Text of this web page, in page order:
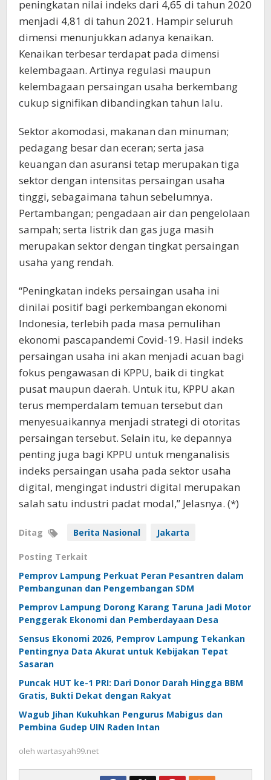
peningkatan nilai indeks dari 4,65 di tahun 2020
menjadi 4,81 di tahun 2021. Hampir seluruh
dimensi menunjukkan adanya kenaikan.
Kenaikan terbesar terdapat pada dimensi
kelembagaan. Artinya regulasi maupun
kelembagaan persaingan usaha berkembang
cukup signifikan dibandingkan tahun lalu.
Sektor akomodasi, makanan dan minuman;
pedagang besar dan eceran; serta jasa
keuangan dan asuransi tetap merupakan tiga
sektor dengan intensitas persaingan usaha
tinggi, sebagaimana tahun sebelumnya.
Pertambangan; pengadaan air dan pengelolaan
sampah; serta listrik dan gas juga masih
merupakan sektor dengan tingkat persaingan
usaha yang rendah.
“Peningkatan indeks persaingan usaha ini
dinilai positif bagi perkembangan ekonomi
Indonesia, terlebih pada masa pemulihan
ekonomi pascapandemi Covid-19. Hasil indeks
persaingan usaha ini akan menjadi acuan bagi
fokus pengawasan di KPPU, baik di tingkat
pusat maupun daerah. Untuk itu, KPPU akan
terus memperdalam temuan tersebut dan
menyesuaikannya menjadi strategi di otoritas
persaingan tersebut. Selain itu, ke depannya
penting juga bagi KPPU untuk menganalisis
indeks persaingan usaha pada sektor usaha
digital, mengingat industri digital merupakan
salah satu industri padat modal,” Jelasnya. (*)
Ditag Berita Nasional Jakarta
Posting Terkait
Pemprov Lampung Perkuat Peran Pesantren dalam
Pembangunan dan Pengembangan SDM
Pemprov Lampung Dorong Karang Taruna Jadi Motor
Penggerak Ekonomi dan Pemberdayaan Desa
Sensus Ekonomi 2026, Pemprov Lampung Tekankan
Pentingnya Data Akurat untuk Kebijakan Tepat
Sasaran
Puncak HUT ke-1 PRI: Dari Donor Darah Hingga BBM
Gratis, Bukti Dekat dengan Rakyat
Wagub Jihan Kukuhkan Pengurus Mabigus dan
Pembina Gudep UIN Raden Intan
oleh wartasyah99.net